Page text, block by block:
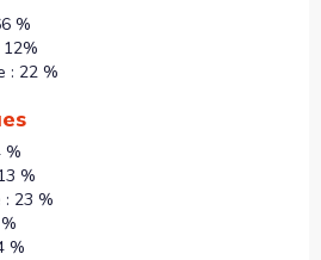
%
: 22 %
%
%
: 23 %
%